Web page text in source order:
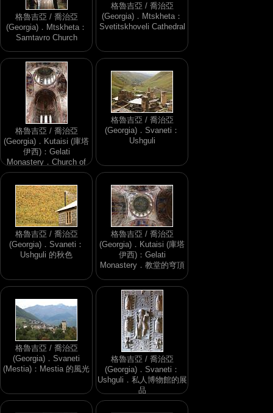
格魯吉亞 / 喬治亞
(Georgia)．Mtskheta：
Samtavro Church
格魯吉亞 / 喬治亞
(Georgia)．Mtskheta：
Svetitskhoveli Cathedral
格魯吉亞 / 喬治亞
(Georgia)．Kutaisi (庫塔
伊西)：Gelati
Monastery．Church of
the Virgin
格魯吉亞 / 喬治亞
(Georgia)．Svaneti：
Ushguli
格魯吉亞 / 喬治亞
(Georgia)．Svaneti：
Ushguli 的秋色
格魯吉亞 / 喬治亞
(Georgia)．Kutaisi (庫塔
伊西)：Gelati
Monastery．教堂的穹頂
格魯吉亞 / 喬治亞
(Georgia)．Svaneti
(Mestia)：Mestia 的風光
格魯吉亞 / 喬治亞
(Georgia)．Svaneti：
Ushguli．私人博物館的展
品